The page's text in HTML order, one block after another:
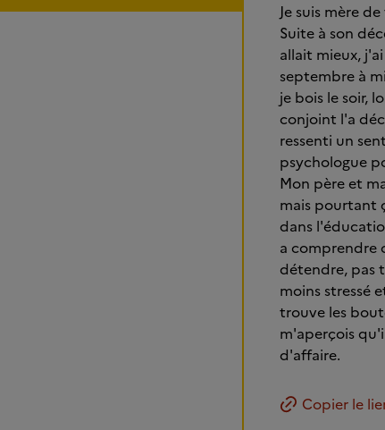
Je suis mère
Suite à son
allait mieux,
septembre à
je bois le soir,
conjoint l'a
ressenti un
psychologue
Mon père et
mais pourtant
dans
a comprendre
détendre, pas
moins stressé
trouve les
m'aperçois
d'affaire.
Copier le